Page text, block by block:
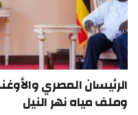
الرئيسان المصري
وملف مياه نهر النيل